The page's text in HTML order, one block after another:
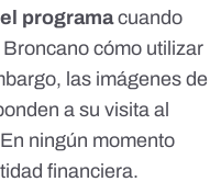
programacuando
cómo utilizar
las imágenes de
a su visita al
ningún momento
financiera.